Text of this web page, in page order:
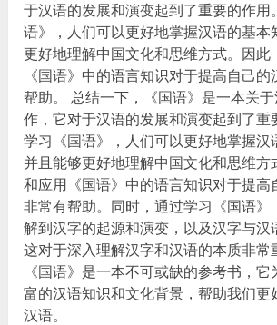
于汉语的发展和演变起到了重要的作用
语》，人们可以更好地掌握汉语的基本
更好地理解中国文化和思维方式。因此
《国语》中的语言知识对于提高自己
帮助。 总结一下，《国语》是一本关
作，它对于汉语的发展和演变起到了重
学习《国语》，人们可以更好地掌握汉
并且能够更好地理解中国文化和思维方
和应用《国语》中的语言知识对于提高
非常有帮助。同时，通过学习《国语》
解到汉字的起源和演变，以及汉字与汉
这对于深入理解汉字和汉语的本质非常
《国语》是一本不可或缺的参考书，
富的汉语知识和文化背景，帮助我们更
汉语。